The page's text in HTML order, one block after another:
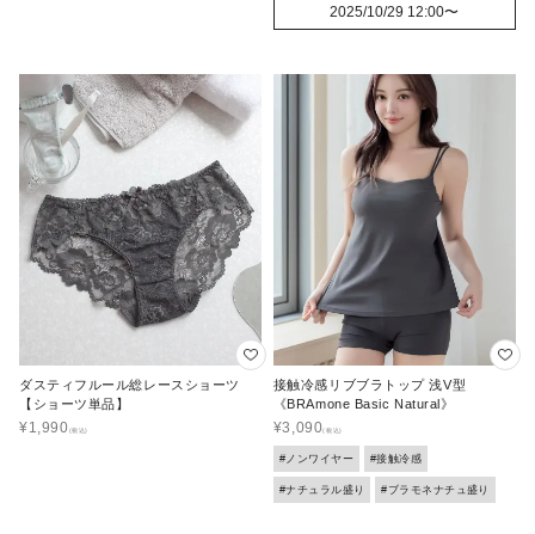
2025/10/29 12:00〜
ダスティフルール総レースショーツ
【ショーツ単品】
¥1,990
接触冷感リブブラトップ 浅V型
《BRAmone Basic Natural》
¥3,090
#ノンワイヤー #接触冷感
#ナチュラル盛り #ブラモネナチュ盛り